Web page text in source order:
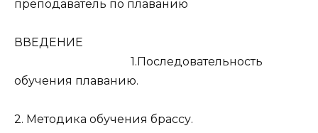
преподаватель по плаванию
ВВЕДЕНИЕ
1.Последовательность
обучения плаванию.
2. Методика обучения брассу.